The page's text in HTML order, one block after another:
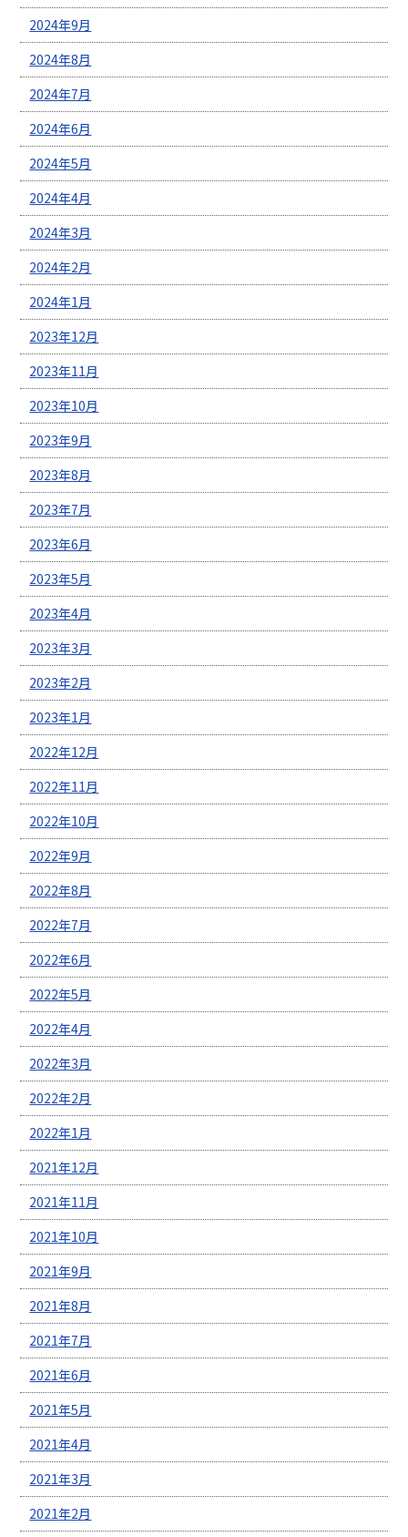
2024年9月
2024年8月
2024年7月
2024年6月
2024年5月
2024年4月
2024年3月
2024年2月
2024年1月
2023年12月
2023年11月
2023年10月
2023年9月
2023年8月
2023年7月
2023年6月
2023年5月
2023年4月
2023年3月
2023年2月
2023年1月
2022年12月
2022年11月
2022年10月
2022年9月
2022年8月
2022年7月
2022年6月
2022年5月
2022年4月
2022年3月
2022年2月
2022年1月
2021年12月
2021年11月
2021年10月
2021年9月
2021年8月
2021年7月
2021年6月
2021年5月
2021年4月
2021年3月
2021年2月